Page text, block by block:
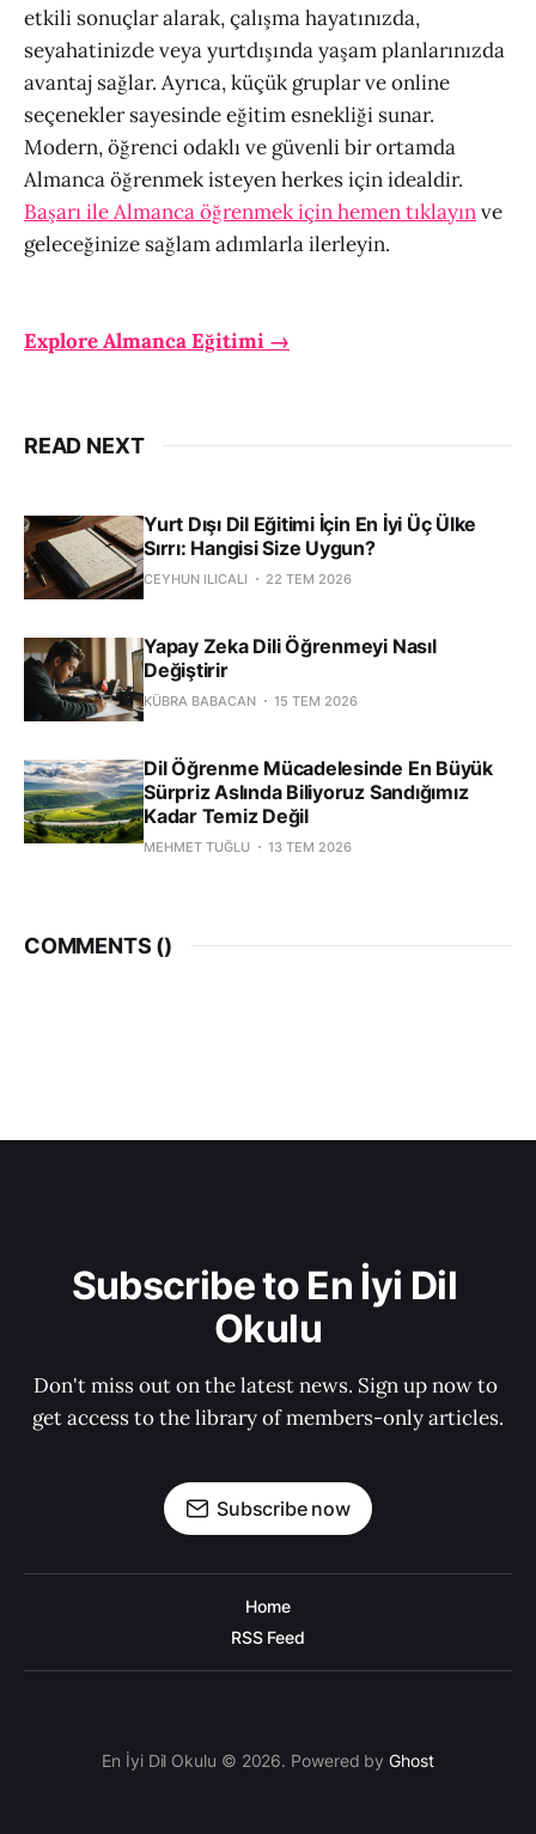
etkili sonuçlar alarak, çalışma hayatınızda,
seyahatinizde veya yurtdışında yaşam planlarınızda
avantaj sağlar. Ayrıca, küçük gruplar ve online
seçenekler sayesinde eğitim esnekliği sunar.
Modern, öğrenci odaklı ve güvenli bir ortamda
Almanca öğrenmek isteyen herkes için idealdir.
Başarı ile Almanca öğrenmek için hemen tıklayınve
geleceğinize sağlam adımlarla ilerleyin.
Explore Almanca Eğitimi →
READ NEXT
Yurt Dışı Dil Eğitimi İçin En İyi Üç Ülke
Sırrı: Hangisi Size Uygun?
CEYHUN ILICALI 22 TEM 2026
Yapay Zeka Dili Öğrenmeyi Nasıl
Değiştirir
KÜBRA BABACAN 15 TEM 2026
Dil Öğrenme Mücadelesinde En Büyük
Sürpriz Aslında Biliyoruz Sandığımız
Kadar Temiz Değil
MEHMET TUĞLU 13 TEM 2026
COMMENTS ()
Subscribe to En İyi Dil
Okulu
Don't miss out on the latest news. Sign up now to
get access to the library of members-only articles.
Subscribe now
Home
RSS Feed
En İyi Dil Okulu © 2026. Powered byGhost